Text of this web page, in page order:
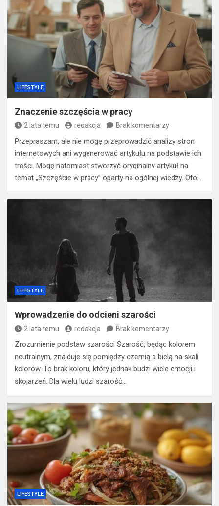
LIFESTYLE
Znaczenie szczęścia w pracy
2 lata temu redakcja Brak komentarzy
Przepraszam, ale nie mogę przeprowadzić analizy stron
internetowych ani wygenerować artykułu na podstawie ich
treści. Mogę natomiast stworzyć oryginalny artykuł na
temat „Szczęście w pracy” oparty na ogólnej wiedzy. Oto…
LIFESTYLE
Wprowadzenie do odcieni szarości
2 lata temu redakcja Brak komentarzy
Zrozumienie podstaw szarości Szarość, będąc kolorem
neutralnym, znajduje się pomiędzy czernią a bielą na skali
kolorów. To brak koloru, który jednak budzi wiele emocji i
skojarzeń. Dla wielu ludzi szarość…
LIFESTYLE